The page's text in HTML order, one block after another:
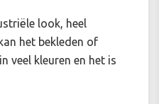
look, heel
het bekleden of
veel kleuren en het is